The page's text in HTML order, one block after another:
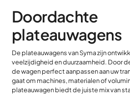
Doordachte
plateauwagens
De plateauwagens van Syma zijn
veelzijdigheid en duurzaamheid. Door
de wagen perfect aanpassen aan uw
gaat om machines, materialen of
plateauwagen biedt de juiste mix van